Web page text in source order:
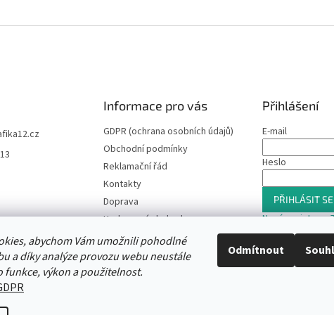
abychom Vám umožnili pohodlné
a díky analýze provozu webu neustále
funkce, výkon a použitelnost.
Odmítnout
Informace pro vás
GDPR (ochrana osobních údajů)
Obchodní podmínky
Reklamační řád
Kontakty
Doprava
Hodnocení obchodu
Slevový program
Moje objednávka
Přihlášení
E-mail
Heslo
PŘIHLÁSIT SE
Nová registrace